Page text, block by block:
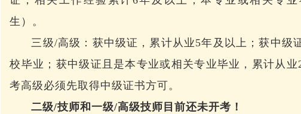
生）。
三级/高级：获中级证，累计从业5年及以上；获中级
校毕业；获中级证且是本专业或相关专业毕业，累计从业
考高级必须先取得中级证书方可。
二级/技师和一级/高级技师目前还未开考！